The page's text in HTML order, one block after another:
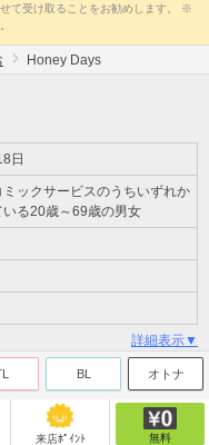
て受け取ることをお勧めします。 ※
Honey Days
日
ックサービスのうちいずれか
る20歳～69歳の男女
詳細表示▼
BL オトナ
来店ﾎﾟｲﾝﾄ 無料